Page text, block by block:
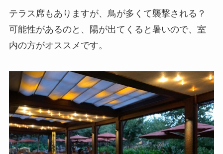
テラス席もありますが、鳥が多くて襲撃される？
可能性があるのと、陽が出てくると暑いので、室
内の方がオススメです。